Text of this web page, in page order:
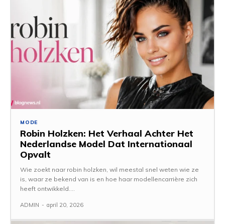
MODE
Robin Holzken: Het Verhaal Achter Het
Nederlandse Model Dat Internationaal
Opvalt
Wie zoekt naar robin holzken, wil meestal snel weten wie ze
is, waar ze bekend van is en hoe haar modellencarrière zich
heeft ontwikkeld....
ADMIN - april 20, 2026